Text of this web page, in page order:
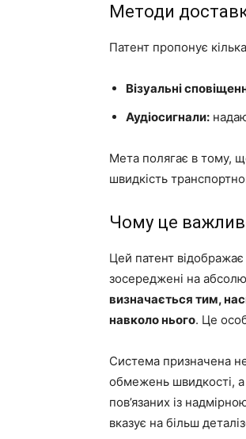
Методи
Патент пропонує
Візуальні
Аудіосигнали:
Мета полягає в тому,
швидкість
Чому це
Цей патент відображає
зосереджені на
визначається тим,
навколо нього. Це
Система призначена
обмежень швидкості,
пов’язаних із
вказує на більш